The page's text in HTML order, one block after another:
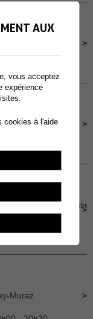
RESPIRATOIRE
Place sous l'église
Muraz
AUX
vous acceptez
expérience
cookies à l'aide